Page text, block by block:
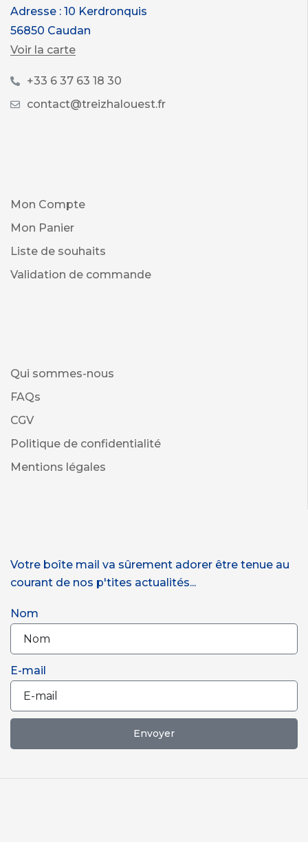
Adresse : 10 Kerdronquis
56850 Caudan
Voir la carte
+33 6 37 63 18 30
contact@treizhalouest.fr
Mon Compte
Mon Panier
Liste de souhaits
Validation de commande
Qui sommes-nous
FAQs
CGV
Politique de confidentialité
Mentions légales
Votre boîte mail va sûrement adorer être tenue au
courant de nos p'tites actualités...
Nom
E-mail
Envoyer